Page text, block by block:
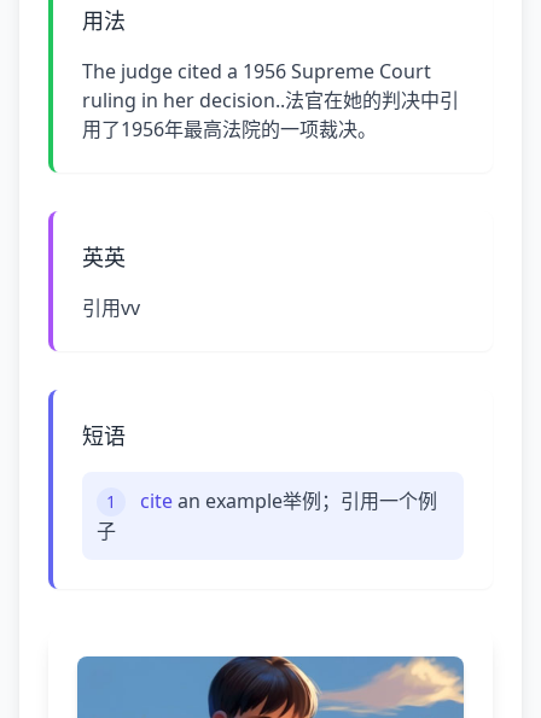
用法
The judge cited a 1956 Supreme Court
ruling in her decision..法官在她的判决中引
用了1956年最高法院的一项裁决。
英英
引用vv
短语
1 citean example举例；引用一个例
子